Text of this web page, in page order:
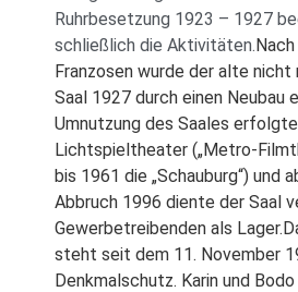
Ruhrbesetzung 1923 – 1927
schließlich die Aktivitäten.
Franzosen wurde der alte nicht
Saal 1927 durch einen Neubau
Umnutzung des Saales
Lichtspieltheater („Metro-
bis 1961 die „Schauburg“) und
Abbruch 1996 diente der Saal
Gewerbetreibenden als
steht seit dem 11. November
Denkmalschutz. Karin und